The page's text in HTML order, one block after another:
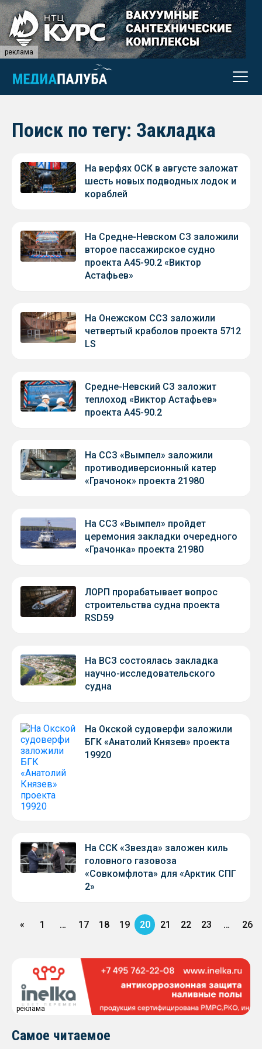
реклама
Поиск по тегу: Закладка
На верфях ОСК в августе заложат
шесть новых подводных лодок и
кораблей
На Средне-Невском СЗ заложили
второе пассажирское судно
проекта А45-90.2 «Виктор
Астафьев»
На Онежском ССЗ заложили
четвертый краболов проекта 5712
LS
Средне-Невский СЗ заложит
теплоход «Виктор Астафьев»
проекта А45-90.2
На ССЗ «Вымпел» заложили
противодиверсионный катер
«Грачонок» проекта 21980
На ССЗ «Вымпел» пройдет
церемония закладки очередного
«Грачонка» проекта 21980
ЛОРП прорабатывает вопрос
строительства судна проекта
RSD59
На ВСЗ состоялась закладка
научно-исследовательского
судна
На Окской судоверфи заложили
БГК «Анатолий Князев» проекта
19920
На ССК «Звезда» заложен киль
головного газовоза
«Совкомфлота» для «Арктик СПГ
2»
« 1 … 17 18 19 20 21 22 23 … 26
реклама
Самое читаемое